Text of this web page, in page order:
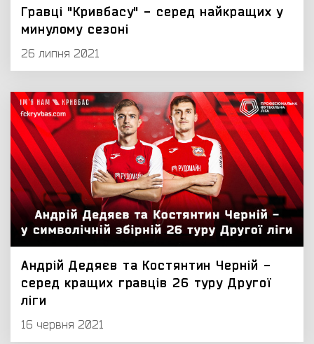
Гравці "Кривбасу" - серед найкращих у
минулому сезоні
26 липня 2021
Андрій Дедяєв та Костянтин Черній -
серед кращих гравців 26 туру Другої
ліги
16 червня 2021